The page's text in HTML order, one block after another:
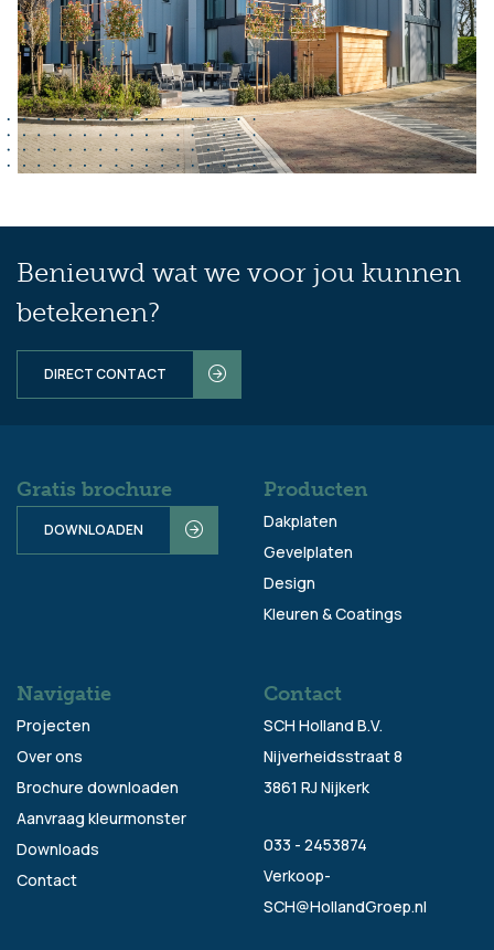
Benieuwd wat we voor jou kunnen
betekenen?
DIRECT CONTACT
Gratis brochure
DOWNLOADEN
Producten
Dakplaten
Gevelplaten
Design
Kleuren & Coatings
Navigatie
Projecten
Over ons
Brochure downloaden
Aanvraag kleurmonster
Downloads
Contact
Contact
SCH Holland B.V.
Nijverheidsstraat 8
3861 RJ Nijkerk
033 - 2453874
Verkoop-
SCH@HollandGroep.nl